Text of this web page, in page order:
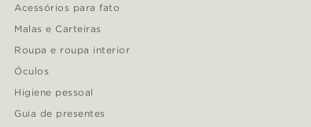
Acessórios para fato
Malas e Carteiras
Roupa e roupa interior
Óculos
Higiene pessoal
Guia de presentes